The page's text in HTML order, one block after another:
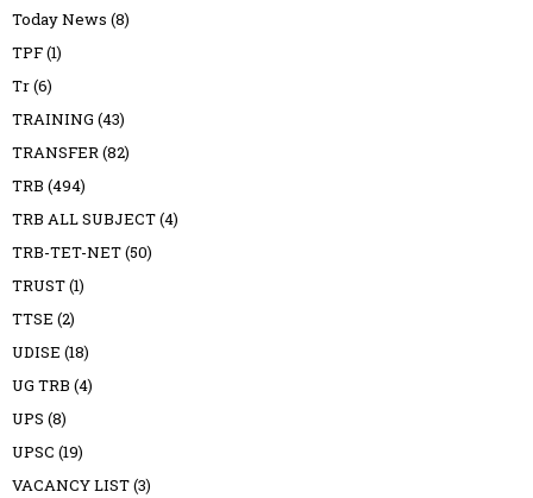
Today News (8)
TPF(1)
Tr(6)
TRAINING (43)
TRANSFER(82)
TRB (494)
TRB ALL SUBJECT(4)
TRB-TET-NET(50)
TRUST(1)
TTSE (2)
UDISE (18)
UG TRB (4)
UPS (8)
UPSC (19)
VACANCY LIST(3)